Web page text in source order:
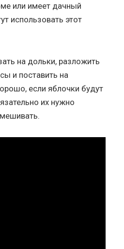
или имеет дачный
использовать этот
на дольки, разложить
и поставить на
если яблочки будут
их нужно